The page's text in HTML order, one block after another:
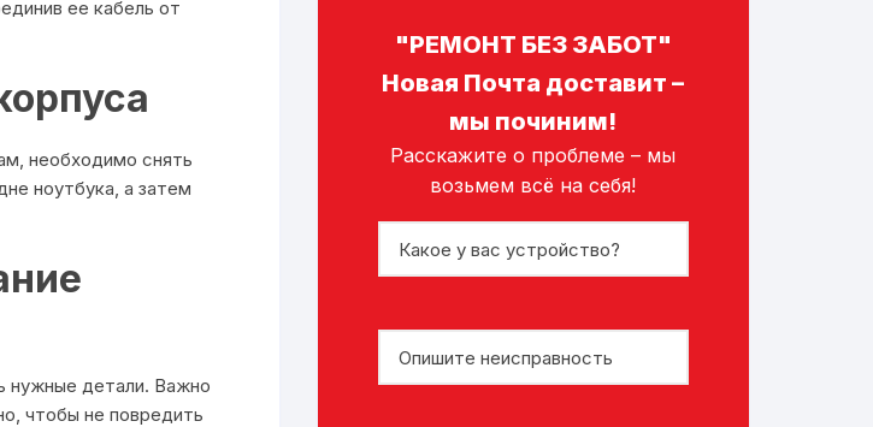
ее кабель от
необходимо снять
ноутбука, а затем
нужные детали. Важно
чтобы не повредить
"РЕМОНТ БЕЗ ЗАБОТ"
Новая Почта доставит –
мы починим!
Расскажите о проблеме – мы
возьмем всё на себя!